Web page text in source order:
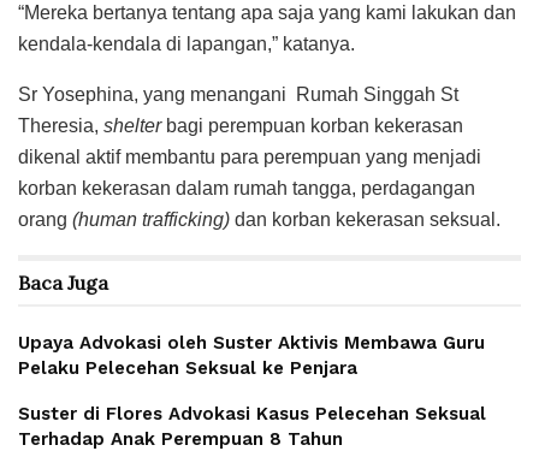
“Mereka bertanya tentang apa saja yang kami lakukan dan
kendala-kendala di lapangan,” katanya.
Sr Yosephina, yang menangani Rumah Singgah St
Theresia, shelterbagi perempuan korban kekerasan
dikenal aktif membantu para perempuan yang menjadi
korban kekerasan dalam rumah tangga, perdagangan
orang (human trafficking) dan korban kekerasan seksual.
Baca Juga
Upaya Advokasi oleh Suster Aktivis Membawa Guru
Pelaku Pelecehan Seksual ke Penjara
Suster di Flores Advokasi Kasus Pelecehan Seksual
Terhadap Anak Perempuan 8 Tahun